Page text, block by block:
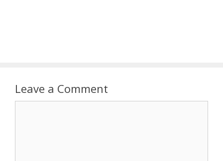
Leave a Comment